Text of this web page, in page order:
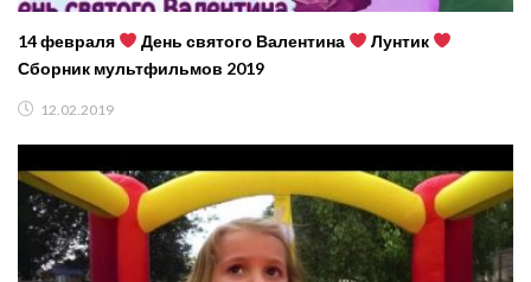
14 февраля День святого Валентина
Лунтик
Сборник мультфильмов 2019
12.02.2019